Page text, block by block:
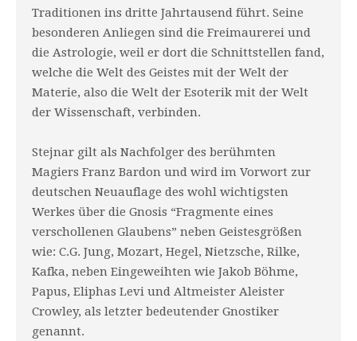
Traditionen ins dritte Jahrtausend führt. Seine
besonderen Anliegen sind die Freimaurerei und
die Astrologie, weil er dort die Schnittstellen fand,
welche die Welt des Geistes mit der Welt der
Materie, also die Welt der Esoterik mit der Welt
der Wissenschaft, verbinden.
Stejnar gilt als Nachfolger des berühmten
Magiers Franz Bardon und wird im Vorwort zur
deutschen Neuauflage des wohl wichtigsten
Werkes über die Gnosis “Fragmente eines
verschollenen Glaubens” neben Geistesgrößen
wie: C.G. Jung, Mozart, Hegel, Nietzsche, Rilke,
Kafka, neben Eingeweihten wie Jakob Böhme,
Papus, Eliphas Levi und Altmeister Aleister
Crowley, als letzter bedeutender Gnostiker
genannt.